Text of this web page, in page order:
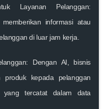
Layanan Pelanggan:
informasi atau
di luar jam kerja.
Dengan AI, bisnis
produk kepada pelanggan
yang tercatat dalam data